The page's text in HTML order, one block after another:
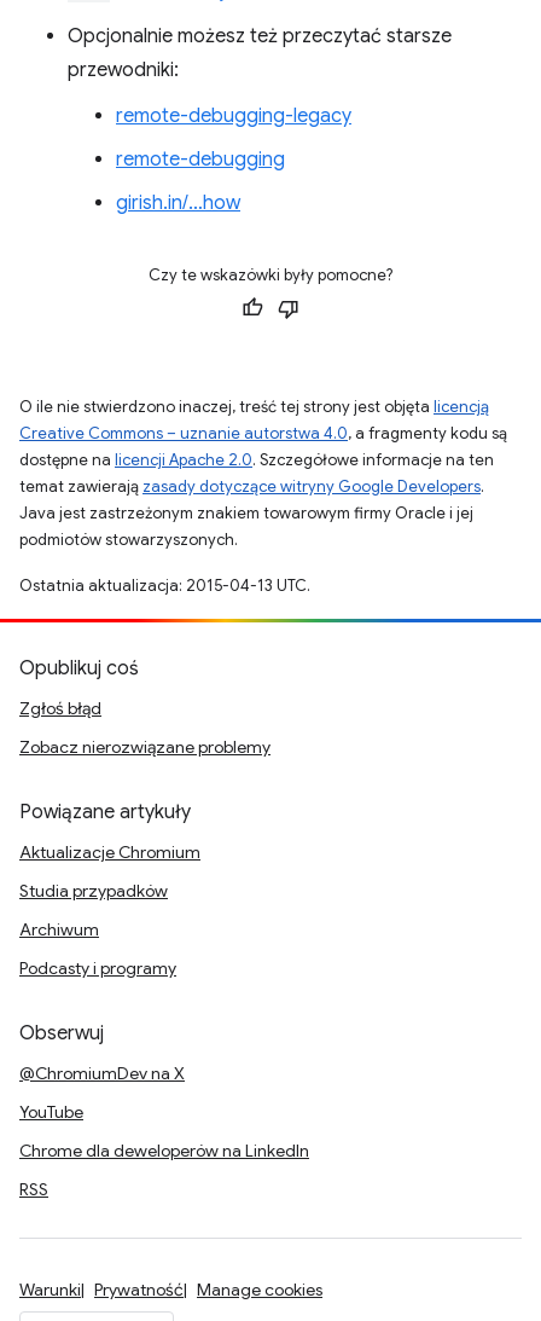
Opcjonalnie możesz też przeczytać starsze
przewodniki:
remote-debugging-legacy
remote-debugging
girish.in/…how
Czy te wskazówki były pomocne?
O ile nie stwierdzono inaczej, treść tej strony jest objęta licencją
Creative Commons – uznanie autorstwa 4.0, a fragmenty kodu są
dostępne na licencji Apache 2.0. Szczegółowe informacje na ten
temat zawierają zasady dotyczące witryny Google Developers.
Java jest zastrzeżonym znakiem towarowym firmy Oracle i jej
podmiotów stowarzyszonych.
Ostatnia aktualizacja: 2015-04-13 UTC.
Opublikuj coś
Zgłoś błąd
Zobacz nierozwiązane problemy
Powiązane artykuły
Aktualizacje Chromium
Studia przypadków
Archiwum
Podcasty i programy
Obserwuj
@ChromiumDev na X
YouTube
Chrome dla deweloperów na LinkedIn
RSS
Warunki Prywatność Manage cookies